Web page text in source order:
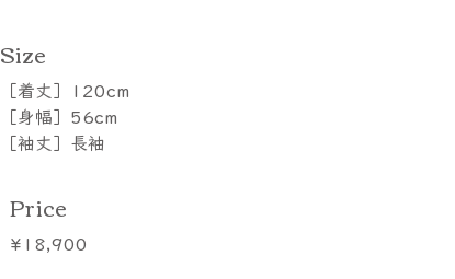
​Size
［着丈］120cm
［身幅］56cm
［袖丈］長袖
Price
¥18,900